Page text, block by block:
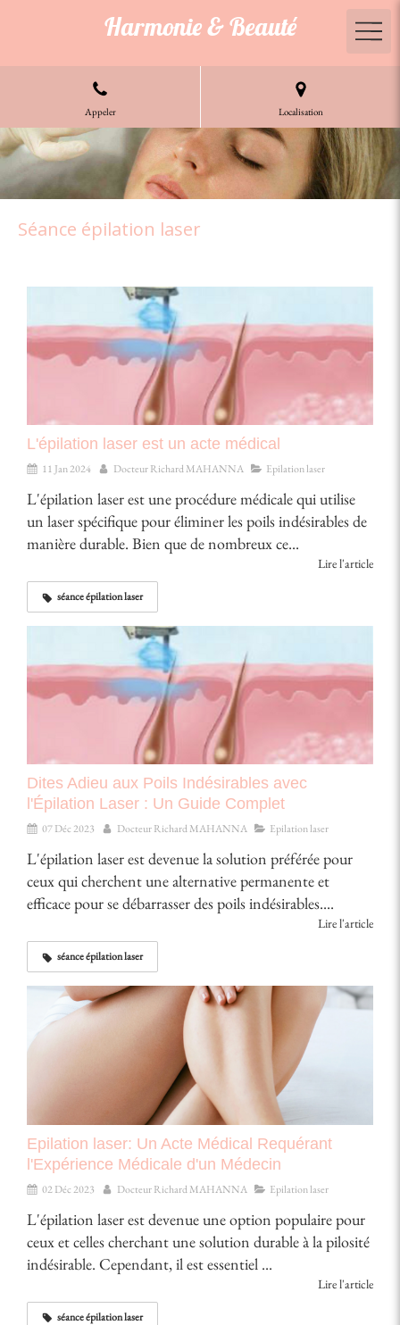
Harmonie & Beauté
Appeler Localisation
Séance épilation laser
L'épilation laser est un acte médical
11 Jan 2024 Docteur Richard MAHANNA Epilation laser
L'épilation laser est une procédure médicale qui utilise
un laser spécifique pour éliminer les poils indésirables de
manière durable. Bien que de nombreux ce...
Lire l'article
séance épilation laser
Dites Adieu aux Poils Indésirables avec
l'Épilation Laser : Un Guide Complet
07 Déc 2023 Docteur Richard MAHANNA Epilation laser
L'épilation laser est devenue la solution préférée pour
ceux qui cherchent une alternative permanente et
efficace pour se débarrasser des poils indésirables....
Lire l'article
séance épilation laser
Epilation laser: Un Acte Médical Requérant
l'Expérience Médicale d'un Médecin
02 Déc 2023 Docteur Richard MAHANNA Epilation laser
L'épilation laser est devenue une option populaire pour
ceux et celles cherchant une solution durable à la pilosité
indésirable. Cependant, il est essentiel ...
Lire l'article
séance épilation laser